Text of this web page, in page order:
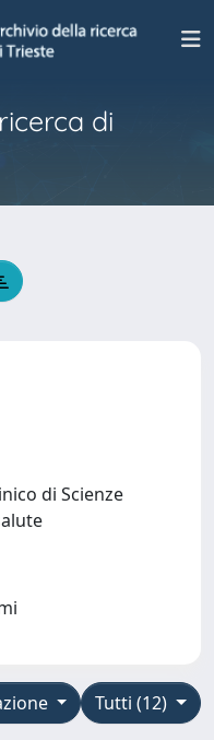
di
di Scienze
Tutti (12)